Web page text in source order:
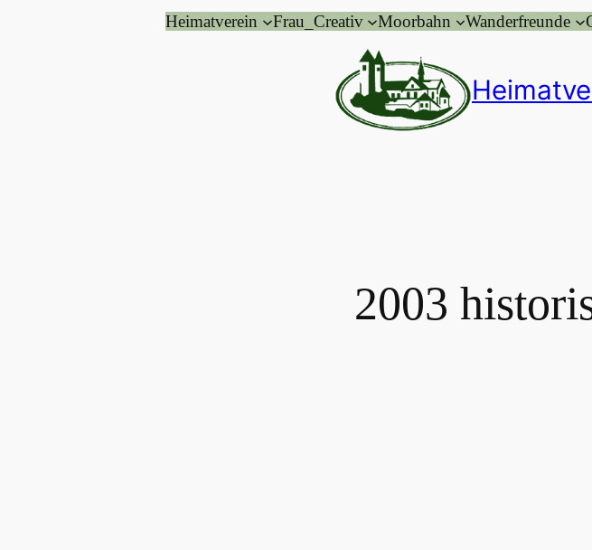
Heimatverein Frau_Creativ Moorbahn Wanderfreunde
2003